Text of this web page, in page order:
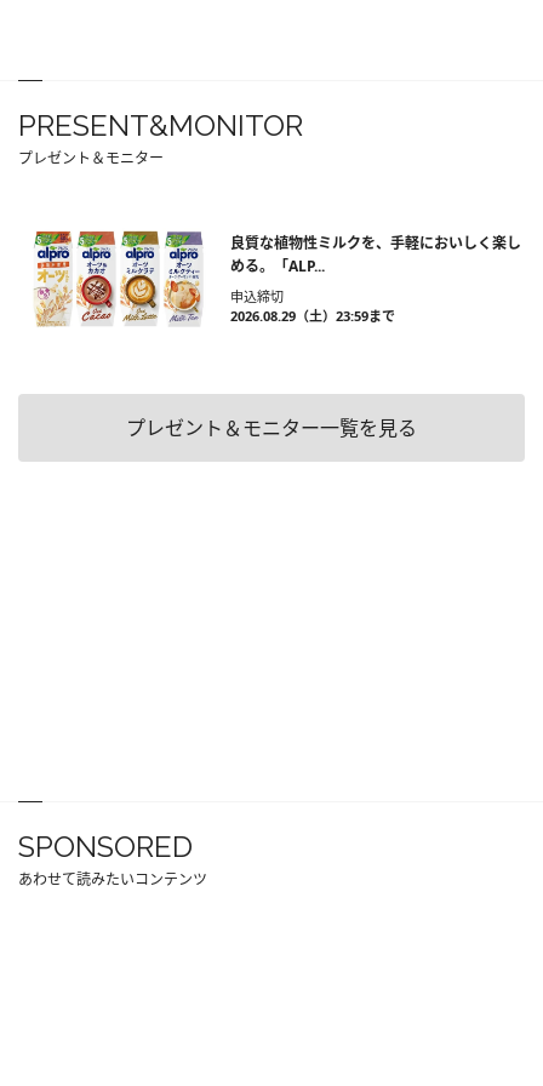
PRESENT&MONITOR
プレゼント＆モニター
良質な植物性ミルクを、手軽においしく楽し
める。「ALP...
申込締切
2026.08.29（土）23:59まで
プレゼント＆モニター一覧を見る
SPONSORED
あわせて読みたいコンテンツ